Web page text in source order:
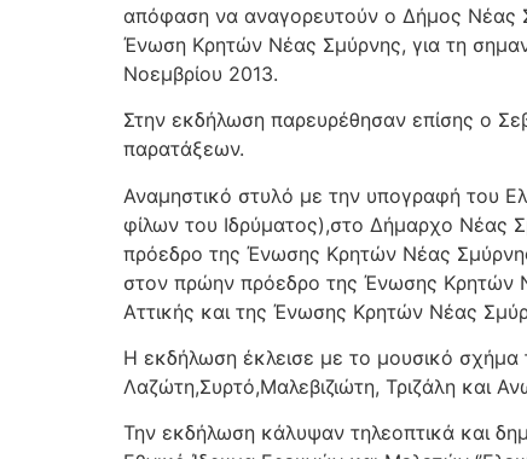
απόφαση να αναγορευτούν ο Δήμος Νέας
Ένωση Κρητών Νέας Σμύρνης, για τη
Νοεμβρίου 2013.
Στην εκδήλωση παρευρέθησαν επίσης ο
παρατάξεων.
Αναμηστικό στυλό με την υπογραφή του
φίλων του Ιδρύματος),στο Δήμαρχο Νέας
πρόεδρο της Ένωσης Κρητών Νέας
στον πρώην πρόεδρο της Ένωσης Κρητών
Αττικής και της Ένωσης Κρητών Νέας
Η εκδήλωση έκλεισε με το μουσικό
Λαζώτη,Συρτό,Μαλεβιζιώτη, Τριζάλη και
Την εκδήλωση κάλυψαν τηλεοπτικά και